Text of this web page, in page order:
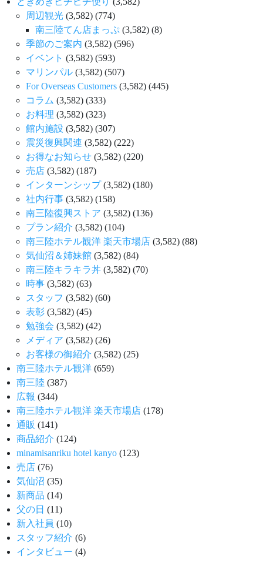
周辺観光 (3,582) (774)
南三陸てん店まっぷ (3,582) (8)
季節のご案内 (3,582) (596)
イベント (3,582) (593)
マリンパル (3,582) (507)
For Overseas Customers (3,582) (445)
コラム (3,582) (333)
お料理 (3,582) (323)
館内施設 (3,582) (307)
震災復興関連 (3,582) (222)
お得なお知らせ (3,582) (220)
売店 (3,582) (187)
インターンシップ(3,582) (180)
社内行事 (3,582) (158)
南三陸復興ストア (3,582) (136)
プラン紹介 (3,582) (104)
南三陸ホテル観洋 楽天市場店 (3,582) (88)
気仙沼＆姉妹館 (3,582) (84)
南三陸キラキラ丼 (3,582) (70)
時事 (3,582) (63)
スタッフ (3,582) (60)
表彰 (3,582) (45)
勉強会 (3,582) (42)
メディア (3,582) (26)
お客様の御紹介 (3,582) (25)
南三陸ホテル観洋 (659)
南三陸 (387)
広報 (344)
南三陸ホテル観洋 楽天市場店 (178)
通販 (141)
商品紹介 (124)
minamisanriku hotel kanyo (123)
売店 (76)
気仙沼 (35)
新商品 (14)
父の日 (11)
新入社員 (10)
スタッフ紹介 (6)
インタビュー (4)